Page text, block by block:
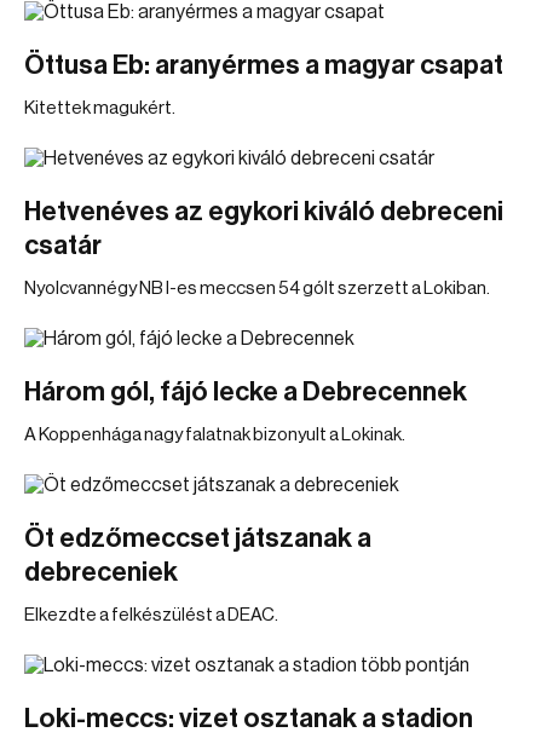
Öttusa Eb: aranyérmes a magyar csapat
Kitettek magukért.
Hetvenéves az egykori kiváló debreceni
csatár
Nyolcvannégy NB I-es meccsen 54 gólt szerzett a Lokiban.
Három gól, fájó lecke a Debrecennek
A Koppenhága nagy falatnak bizonyult a Lokinak.
Öt edzőmeccset játszanak a
debreceniek
Elkezdte a felkészülést a DEAC.
Loki-meccs: vizet osztanak a stadion